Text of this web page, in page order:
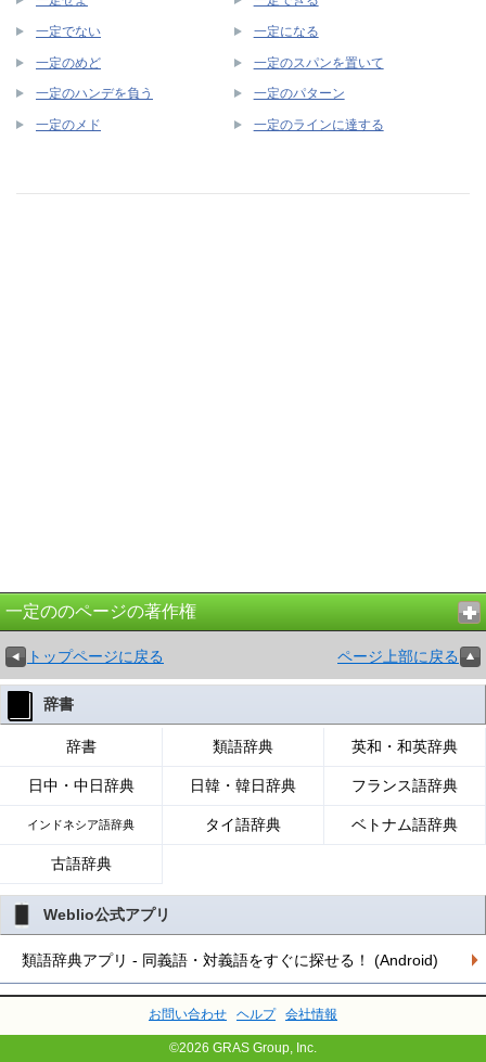
一定でない 一定になる
一定のめど 一定のスパンを置いて
一定のハンデを負う 一定のパターン
一定のメド 一定のラインに達する
一定ののページの著作権
トップページに戻る ページ上部に戻る
辞書
辞書 類語辞典 英和・和英辞典
日中・中日辞典 日韓・韓日辞典 フランス語辞典
インドネシア語辞典 タイ語辞典 ベトナム語辞典
古語辞典
Weblio公式アプリ
類語辞典アプリ - 同義語・対義語をすぐに探せる！ (Android)
お問い合わせ ヘルプ 会社情報
©2026 GRAS Group, Inc.